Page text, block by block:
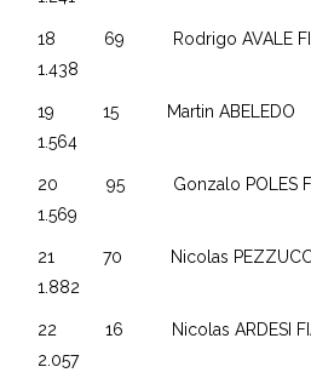
18 69 Rodrigo
1.438
19 15 Martin
1.564
20 95 Gonzalo
1.569
21 70 Nicolas
1.882
22 16 Nicolas
2.057